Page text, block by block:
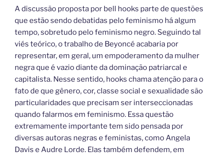
A discussão proposta por bell hooks parte de questões
que estão sendo debatidas pelo feminismo há algum
tempo, sobretudo pelo feminismo negro. Seguindo tal
viés teórico, o trabalho de Beyoncé acabaria por
representar, em geral, um empoderamento da mulher
negra que é vazio diante da dominação patriarcal e
capitalista. Nesse sentido, hooks chama atenção para o
fato de que gênero, cor, classe social e sexualidade são
particularidades que precisam ser interseccionadas
quando falarmos em feminismo. Essa questão
extremamente importante tem sido pensada por
diversas autoras negras e feministas, como Angela
Davis e Audre Lorde. Elas também defendem, em